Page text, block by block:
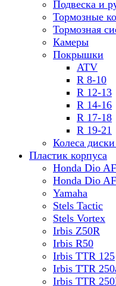
Подвеска и
Тормозные
Тормозная
Камеры
Покрышки
ATV
R 8-10
R 12-13
R 14-16
R 17-18
R 19-21
Колеса
Пластик корпуса
Honda Dio
Honda Dio
Yamaha
Stels Tactic
Stels Vortex
Irbis Z50R
Irbis R50
Irbis TTR 125
Irbis TTR
Irbis TTR